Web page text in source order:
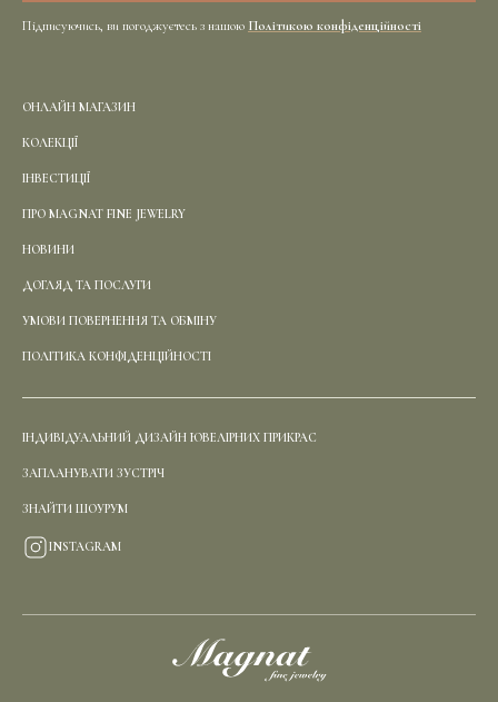
Підписуючись, ви погоджуєтесь з нашою Політикою конфіденційності
ОНЛАЙН МАГАЗИН
КОЛЕКЦІЇ
ІНВЕСТИЦІЇ
ПРО MAGNAT FINE JEWELRY
НОВИНИ
ДОГЛЯД ТА ПОСЛУГИ
УМОВИ ПОВЕРНЕННЯ ТА ОБМІНУ
ПОЛІТИКА КОНФІДЕНЦІЙНОСТІ
ІНДИВІДУАЛЬНИЙ ДИЗАЙН ЮВЕЛІРНИХ ПРИКРАС
ЗАПЛАНУВАТИ ЗУСТРІЧ
ЗНАЙТИ ШОУРУМ
INSTAGRAM